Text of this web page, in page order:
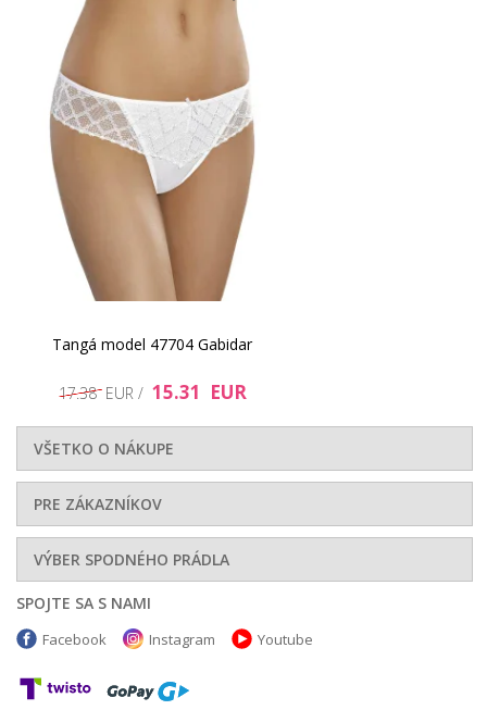
Tangá model 47704 Gabidar
17.38 EUR / 15.31 EUR
VŠETKO O NÁKUPE
PRE ZÁKAZNÍKOV
VÝBER SPODNÉHO PRÁDLA
SPOJTE SA S NAMI
Facebook Instagram Youtube